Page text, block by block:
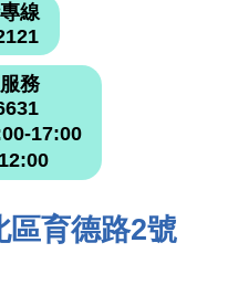
線
務
17:00
區育德路2號